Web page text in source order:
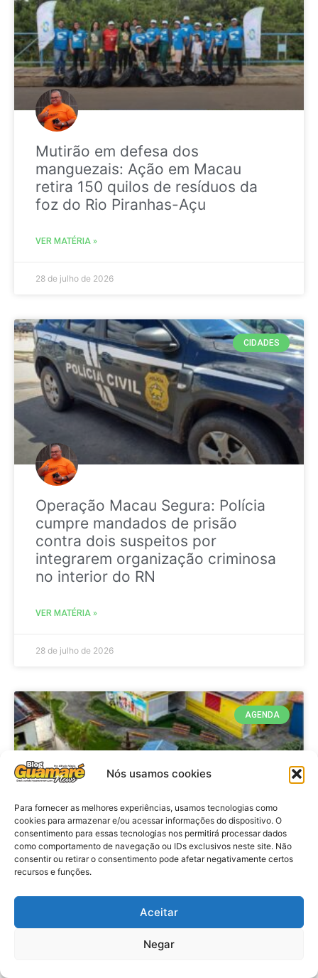
Nós usamos cookies
Para fornecer as melhores experiências, usamos tecnologias como
cookies para armazenar e/ou acessar informações do dispositivo. O
consentimento para essas tecnologias nos permitirá processar dados
como comportamento de navegação ou IDs exclusivos neste site. Não
consentir ou retirar o consentimento pode afetar negativamente certos
recursos e funções.
Aceitar
Negar
Mutirão em defesa dos
manguezais: Ação em Macau
retira 150 quilos de resíduos da
foz do Rio Piranhas-Açu
VER MATÉRIA »
28 de julho de 2026
CIDADES
Operação Macau Segura: Polícia
cumpre mandados de prisão
contra dois suspeitos por
integrarem organização criminosa
no interior do RN
VER MATÉRIA »
28 de julho de 2026
AGENDA
Agenda: 10ª Mostra Pedagógica
da Casa Durval Paiva acontecerá
nesta quarta-feira (29)